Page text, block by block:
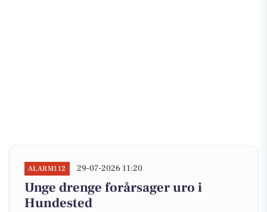
ALARM112 29-07-2026 11:20
Unge drenge forårsager uro i
Hundested